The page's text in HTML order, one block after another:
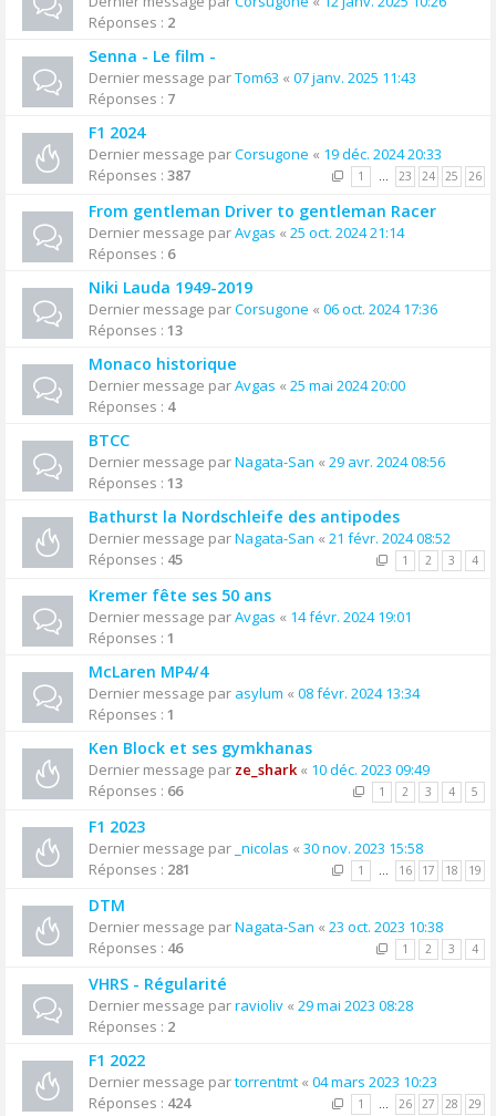
Réponses : 2
Senna - Le film -
Dernier message parTom63 « 07 janv. 2025 11:43
Réponses : 7
F1 2024
Dernier message parCorsugone « 19 déc. 2024 20:33
Réponses : 387 1 … 23 24 25 26
From gentleman Driver to gentleman Racer
Dernier message parAvgas « 25 oct. 2024 21:14
Réponses : 6
Niki Lauda 1949-2019
Dernier message parCorsugone « 06 oct. 2024 17:36
Réponses : 13
Monaco historique
Dernier message parAvgas « 25 mai 2024 20:00
Réponses : 4
BTCC
Dernier message parNagata-San « 29 avr. 2024 08:56
Réponses : 13
Bathurst la Nordschleife des antipodes
Dernier message parNagata-San « 21 févr. 2024 08:52
Réponses : 45 1 2 3 4
Kremer fête ses 50 ans
Dernier message parAvgas « 14 févr. 2024 19:01
Réponses : 1
McLaren MP4/4
Dernier message par asylum « 08 févr. 2024 13:34
Réponses : 1
Ken Block et ses gymkhanas
Dernier message par ze_shark« 10 déc. 2023 09:49
Réponses : 66 1 2 3 4 5
F1 2023
Dernier message par _nicolas « 30 nov. 2023 15:58
Réponses : 281 1 … 16 17 18 19
DTM
Dernier message parNagata-San « 23 oct. 2023 10:38
Réponses : 46 1 2 3 4
VHRS - Régularité
Dernier message parravioliv « 29 mai 2023 08:28
Réponses : 2
F1 2022
Dernier message partorrentmt « 04 mars 2023 10:23
Réponses : 424 1 … 26 27 28 29